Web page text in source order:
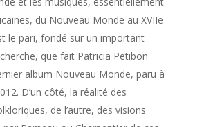
du Nouveau Monde au XVIIe
le pari, fondé sur un important
que fait Patricia Petibon
album Nouveau Monde, paru à
D’un côté, la réalité des
de l’autre, des visions